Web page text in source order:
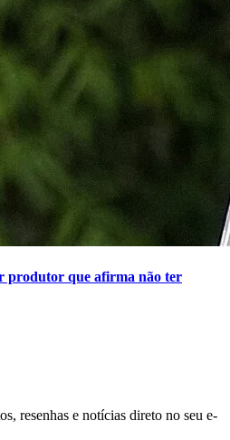
produtor que afirma não ter
resenhas e notícias direto no seu e-